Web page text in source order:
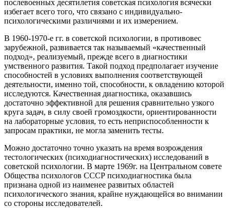
послевоенных десятилетия советская психология всячески
избегает всего того, что связано с индивидуально-
психологическими различиями и их измерением.
В 1960-1970-е гг. в советской психологии, в противовес
зарубежной, развивается так называемый «качественный
подход», реализуемый, прежде всего в диагностики
умственного развития. Такой подход предполагает изучение
способностей в условиях выполнения соответствующей
деятельности, именно той, способности, к овладению которой
исследуются. Качественная диагностика, оказавшись
достаточно эффективной для решения сравнительно узкого
круга задач, в силу своей громоздкости, ориентированности
на лабораторные условия, то есть неприспособленности к
запросам практики, не могла заменить тесты.
Можно достаточно точно указать на время возрождения
тестологических (психодиагностических) исследований в
советской психологии. В марте 1969г. на Центральном совете
Общества психологов СССР психодиагностика была
признана одной из наименее развитых областей
психологического знания, крайне нуждающейся во внимании
со стороны исследователей.